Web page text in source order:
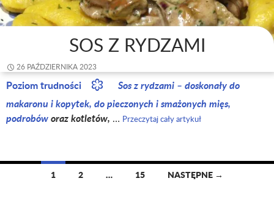
SOS Z RYDZAMI
26 PAŹDZIERNIKA 2023
Poziom trudności
Sos z rydzami – doskonały do
makaronu i kopytek, do pieczonych i smażonych mięs,
podrobóworaz kotletów, … Przeczytaj cały artykuł
1 2 … 15 NASTĘPNE →